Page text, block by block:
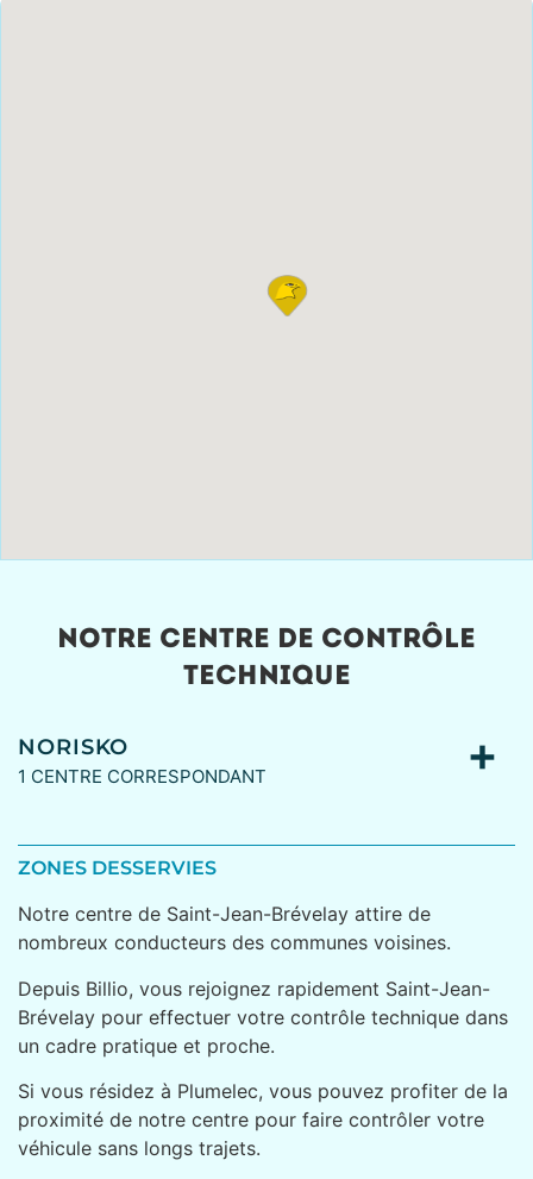
NOTRE CENTRE DE CONTRÔLE
TECHNIQUE
NORISKO
1 CENTRE CORRESPONDANT
ZONES DESSERVIES
Notre centre de Saint-Jean-Brévelay attire de
nombreux conducteurs des communes voisines.
Depuis Billio, vous rejoignez rapidement Saint-Jean-
Brévelay pour effectuer votre contrôle technique dans
un cadre pratique et proche.
Si vous résidez à Plumelec, vous pouvez profiter de la
proximité de notre centre pour faire contrôler votre
véhicule sans longs trajets.